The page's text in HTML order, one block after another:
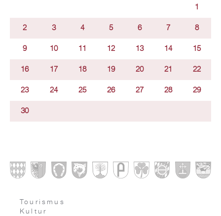
1
2 3 4 5 6 7 8
9 10 11 12 13 14 15
16 17 18 19 20 21 22
23 24 25 26 27 28 29
30
Tourismus
Kultur